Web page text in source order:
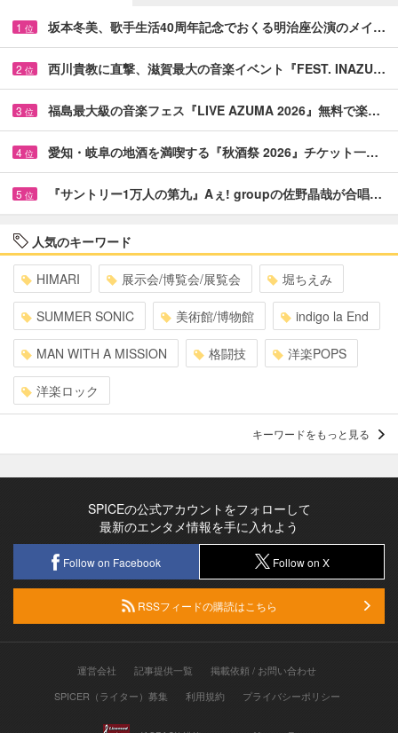
1 位 坂本冬美、歌手生活40周年記念でおくる明治座公演のメイ…
2 位 西川貴教に直撃、滋賀最大の音楽イベント『FEST. INAZU…
3 位 福島最大級の音楽フェス『LIVE AZUMA 2026』無料で楽…
4 位 愛知・岐阜の地酒を満喫する『秋酒祭 2026』チケット一…
5 位 『サントリー1万人の第九』Aぇ! groupの佐野晶哉が合唱…
人気のキーワード
HIMARI 展示会/博覧会/展覧会 堀ちえみ
SUMMER SONIC 美術館/博物館 indigo la End
MAN WITH A MISSION 格闘技 洋楽POPS
洋楽ロック
キーワードをもっと見る
SPICEの公式アカウントをフォローして
最新のエンタメ情報を手に入れよう
Follow on Facebook Follow on X
RSSフィードの購読はこちら
運営会社 記事提供一覧
掲載依頼 / お問い合わせ
SPICER（ライター）募集
利用規約 プライバシーポリシー